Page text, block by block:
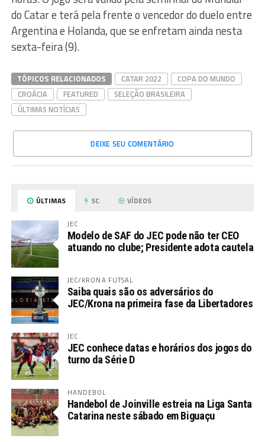
do Catar e terá pela frente o vencedor do duelo entre
Argentina e Holanda, que se enfretam ainda nesta
sexta-feira (9).
TÓPICOS RELACIONADOS CATAR 2022
COPA DO MUNDO
CROÁCIA
FEATURED
SELEÇÃO BRASILEIRA
ÚLTIMAS NOTÍCIAS
DEIXE SEU COMENTÁRIO
ÚLTIMAS SC VÍDEOS
JEC
Modelo de SAF do JEC pode não ter CEO
atuando no clube; Presidente adota cautela
JEC/KRONA FUTSAL
Saiba quais são os adversários do
JEC/Krona na primeira fase da Libertadores
JEC
JEC conhece datas e horários dos jogos do
turno da Série D
HANDEBOL
Handebol de Joinville estreia na Liga Santa
Catarina neste sábado em Biguaçu